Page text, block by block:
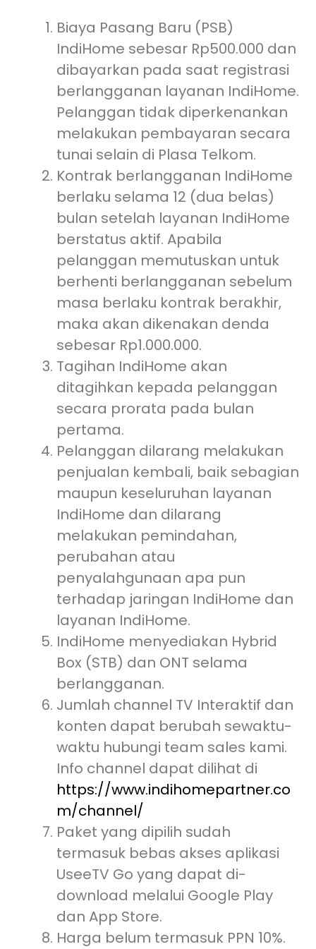
Biaya Pasang Baru (PSB)
IndiHome sebesar Rp500.000 dan
dibayarkan pada saat registrasi
berlangganan layanan IndiHome.
Pelanggan tidak diperkenankan
melakukan pembayaran secara
tunai selain di Plasa Telkom.
Kontrak berlangganan IndiHome
berlaku selama 12 (dua belas)
bulan setelah layanan IndiHome
berstatus aktif. Apabila
pelanggan memutuskan untuk
berhenti berlangganan sebelum
masa berlaku kontrak berakhir,
maka akan dikenakan denda
sebesar Rp1.000.000.
Tagihan IndiHome akan
ditagihkan kepada pelanggan
secara prorata pada bulan
pertama.
Pelanggan dilarang melakukan
penjualan kembali, baik sebagian
maupun keseluruhan layanan
IndiHome dan dilarang
melakukan pemindahan,
perubahan atau
penyalahgunaan apa pun
terhadap jaringan IndiHome dan
layanan IndiHome.
IndiHome menyediakan Hybrid
Box (STB) dan ONT selama
berlangganan.
Jumlah channel TV Interaktif dan
konten dapat berubah sewaktu-
waktu hubungi team sales kami.
Info channel dapat dilihat di
https://www.indihomepartner.co
m/channel/
Paket yang dipilih sudah
termasuk bebas akses aplikasi
UseeTV Go yang dapat di-
download melalui Google Play
dan App Store.
Harga belum termasuk PPN 10%.